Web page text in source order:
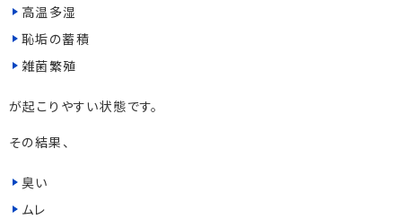
高温多湿
恥垢の蓄積
雑菌繁殖
が起こりやすい状態です。
その結果、
臭い
ムレ